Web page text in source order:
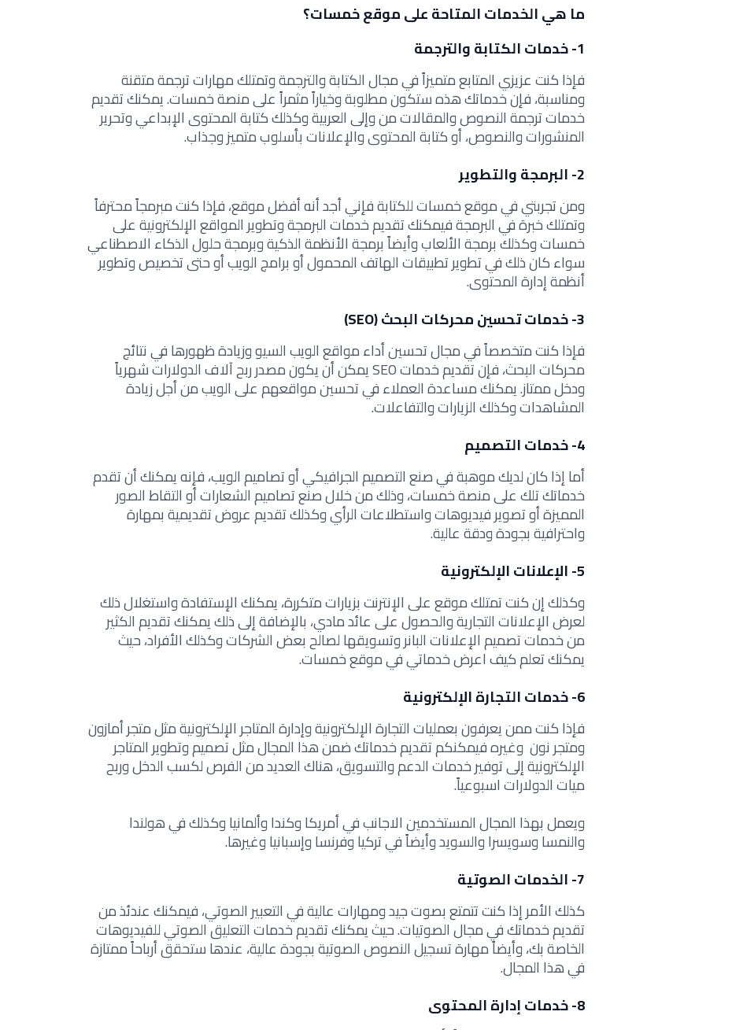
ما هي الخدمات المتاحة على موقع خمسات؟
1- خدمات الكتابة والترجمة
فإذا كنت عزيزي المتابع متميزاً في مجال الكتابة والترجمة وتمتلك مهارات ترجمة متقنة
ومناسبة، فإن خدماتك هذه ستكون مطلوبة وخياراً مثمراً على منصة خمسات. يمكنك تقديم
خدمات ترجمة النصوص والمقالات من وإلى العربية وكذلك كتابة المحتوى الإبداعي وتحرير
المنشورات والنصوص، أو كتابة المحتوى والإعلانات بأسلوب متميز وجذاب.
2- البرمجة والتطوير
ومن تجربتي في موقع خمسات للكتابة فإني أجد أنه أفضل موقع، فإذا كنت مبرمجاً محترفاً
وتمتلك خبرة في البرمجة فيمكنك تقديم خدمات البرمجة وتطوير المواقع الإلكترونية على
خمسات وكذلك برمجة الألعاب وأيضاً برمجة الأنظمة الذكية وبرمجة حلول الذكاء الاصطناعي
سواء كان ذلك في تطوير تطبيقات الهاتف المحمول أو برامج الويب أو حتى تخصيص وتطوير
أنظمة إدارة المحتوى.
3- خدمات تحسين محركات البحث (SEO)
فإذا كنت متخصصاً في مجال تحسين أداء مواقع الويب السيو وزيادة ظهورها في نتائج
محركات البحث، فإن تقديم خدمات SEO يمكن أن يكون مصدر ربح آلاف الدولارات شهرياً
ودخل ممتاز. يمكنك مساعدة العملاء في تحسين مواقعهم على الويب من أجل زيادة
المشاهدات وكذلك الزيارات والتفاعلات.
4- خدمات التصميم
أما إذا كان لديك موهبة في صنع التصميم الجرافيكي أو تصاميم الويب، فإنه يمكنك أن تقدم
خدماتك تلك على منصة خمسات، وذلك من خلال صنع تصاميم الشعارات أو التقاط الصور
المميزة أو تصوير فيديوهات واستطلاعات الرأي وكذلك تقديم عروض تقديمية بمهارة
واحترافية بجودة ودقة عالية.
5- الإعلانات الإلكترونية
وكذلك إن كنت تمتلك موقع على الإنترنت بزيارات متكررة، يمكنك الإستفادة واستغلال ذلك
لعرض الإعلانات التجارية والحصول على عائد مادي، بالإضافة إلى ذلك يمكنك تقديم الكثير
من خدمات تصميم الإعلانات البانر وتسويقها لصالح بعض الشركات وكذلك الأفراد، حيث
يمكنك تعلم كيف اعرض خدماتي في موقع خمسات.
6- خدمات التجارة الإلكترونية
فإذا كنت ممن يعرفون بعمليات التجارة الإلكترونية وإدارة المتاجر الإلكترونية مثل متجر أمازون
ومتجر نون وغيره فيمكنكم تقديم خدماتك ضمن هذا المجال مثل تصميم وتطوير المتاجر
الإلكترونية إلى توفير خدمات الدعم والتسويق، هناك العديد من الفرص لكسب الدخل وربح
ميات الدولارات اسبوعياً.
ويعمل بهذا المجال المستخدمين الاجانب في أمريكا وكندا وألمانيا وكذلك في هولندا
والنمسا وسويسرا والسويد وأيضاً في تركيا وفرنسا وإسبانيا وغيرها.
7- الخدمات الصوتية
كذلك الأمر إذا كنت تتمتع بصوت جيد ومهارات عالية في التعبير الصوتي، فيمكنك عندئذ من
تقديم خدماتك في مجال الصوتيات. حيث يمكنك تقديم خدمات التعليق الصوتي للفيديوهات
الخاصة بك، وأيضاً مهارة تسجيل النصوص الصوتية بجودة عالية، عندها ستحقق أرباحاً ممتازة
في هذا المجال.
8- خدمات إدارة المحتوى